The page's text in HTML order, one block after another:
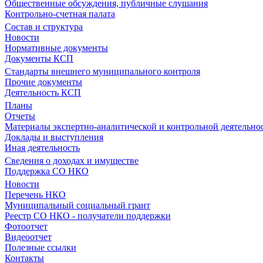
Общественные обсуждения, публичные слушания
Контрольно-счетная палата
Состав и структура
Новости
Нормативные документы
Документы КСП
Стандарты внешнего муниципального контроля
Прочие документы
Деятельность КСП
Планы
Отчеты
Материалы экспертно-аналитической и контрольной
Доклады и выступления
Иная деятельность
Сведения о доходах и имуществе
Поддержка СО НКО
Новости
Перечень НКО
Муниципальный социальный грант
Реестр СО НКО - получатели поддержки
Фотоотчет
Видеоотчет
Полезные ссылки
Контакты